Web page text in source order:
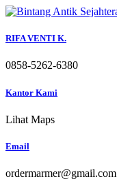
Skip
content
RIFA VENTI K.
0858-5262-6380
Kantor Kami
Lihat Maps
Email
ordermarmer@gmail.com